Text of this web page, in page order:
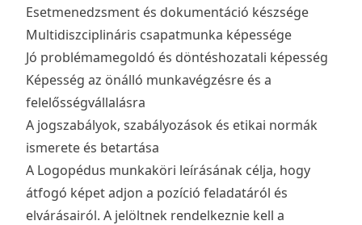
Esetmenedzsment és dokumentáció készsége
Multidiszciplináris csapatmunka képessége
Jó problémamegoldó és döntéshozatali képesség
Képesség az önálló munkavégzésre és a
felelősségvállalásra
A jogszabályok, szabályozások és etikai normák
ismerete és betartása
A Logopédus munkaköri leírásának célja, hogy
átfogó képet adjon a pozíció feladatáról és
elvárásairól. A jelöltnek rendelkeznie kell a